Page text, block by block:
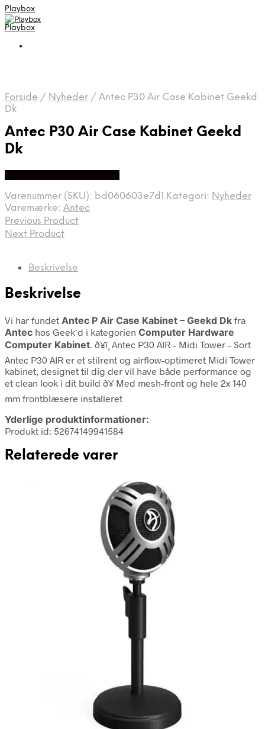
Playbox
Playbox
Forside / Nyheder / Antec P30 Air Case Kabinet Geekd
Dk
Antec P30 Air Case Kabinet Geekd
Dk
Varenummer (SKU): bd060603e7d1 Kategori: Nyheder
Varemærke: Antec
Previous Product
Next Product
Beskrivelse
Beskrivelse
Vi har fundet Antec P Air Case Kabinet – Geekd Dk fra
Antec hos Geek´d i kategorien Computer Hardware
Computer Kabinet. ð¥ï¸ Antec P30 AIR – Midi Tower – Sort
Antec P30 AIR er et stilrent og airflow-optimeret Midi Tower
kabinet, designet til dig der vil have både performance og
et clean look i dit build ð¥ Med mesh-front og hele 2x 140
mm frontblæsere installeret
Yderlige produktinformationer:
Produkt id: 52674149941584
Relaterede varer